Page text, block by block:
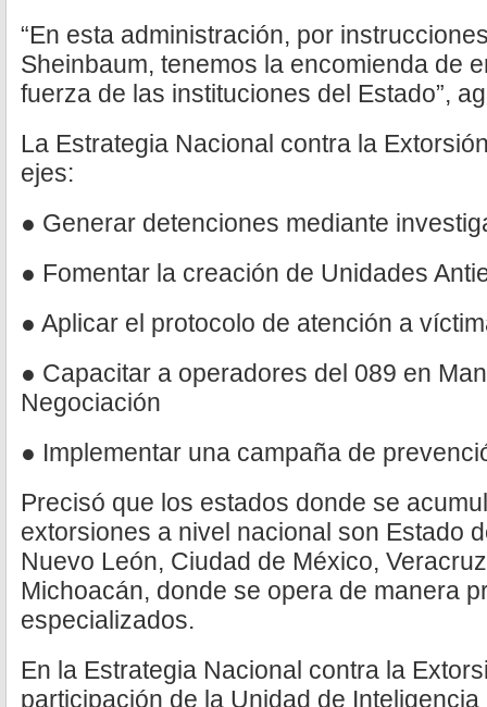
“En esta administración, por
Sheinbaum, tenemos la encomienda de
fuerza de las instituciones del Estado”,
La Estrategia Nacional contra la
ejes:
● Generar detenciones mediante
● Fomentar la creación de Unidades
● Aplicar el protocolo de atención a
● Capacitar a operadores del 089 en
Negociación
● Implementar una campaña de
Precisó que los estados donde se
extorsiones a nivel nacional son Estado
Nuevo León, Ciudad de México,
Michoacán, donde se opera de manera
especializados.
En la Estrategia Nacional contra la
participación de la Unidad de